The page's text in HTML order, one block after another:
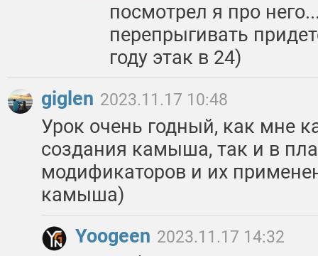
посмотрел я про
перепрыгивать
году этак в 24)
giglen 2023.11.17 10:48
Урок очень годный, как мне
создания камыша, так и в
модификаторов и их
камыша)
Yoogeen 2023.11.17 14:32